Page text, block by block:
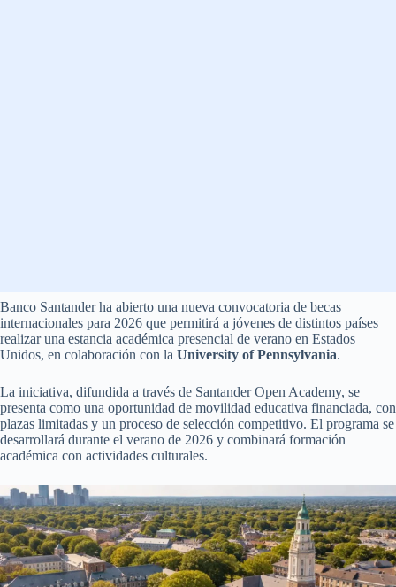
Banco Santander ha abierto una nueva convocatoria de becas
internacionales para 2026 que permitirá a jóvenes de distintos países
realizar una estancia académica presencial de verano en Estados
Unidos, en colaboración con la University of Pennsylvania.
La iniciativa, difundida a través de Santander Open Academy, se
presenta como una oportunidad de movilidad educativa financiada, con
plazas limitadas y un proceso de selección competitivo. El programa se
desarrollará durante el verano de 2026 y combinará formación
académica con actividades culturales.